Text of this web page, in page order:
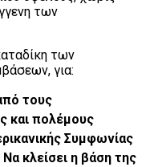
των
των
για:
τους
και πολέμους
Συμφωνίας
κλείσει η βάση της